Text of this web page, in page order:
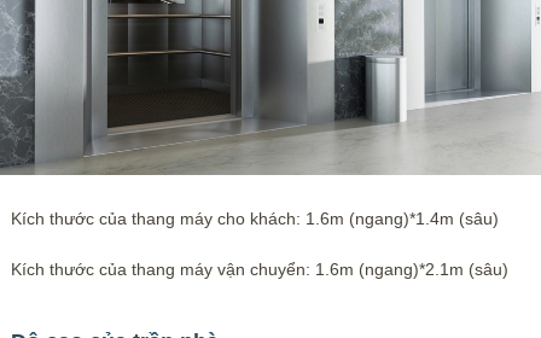
Kích thước của thang máy cho khách: 1.6m (ngang)*1.4m (sâu)
Kích thước của thang máy vận chuyển: 1.6m (ngang)*2.1m (sâu)